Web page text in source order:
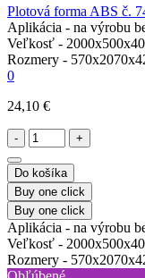
Plotová forma ABS č.
Aplikácia - na výrobu
Veľkosť -
Rozmery -
0
24,10 €
- +
Do košíka
Buy one click
Buy one click
Aplikácia - na výrobu
Veľkosť -
Rozmery -